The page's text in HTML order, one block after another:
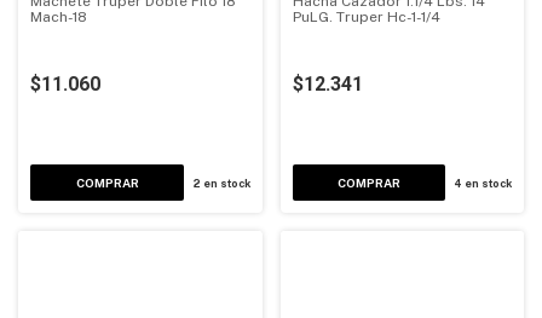
Mach-18
$11.060
2 en stock
PuLG. Truper Hc-1-1/4
$12.341
4 en stock